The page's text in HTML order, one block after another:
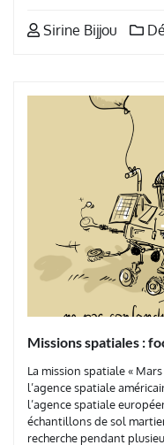
Sirine Bijjou
Missions spatiales :
La mission spatiale «
l’agence spatiale
l’agence spatiale
échantillons de sol
recherche pendant